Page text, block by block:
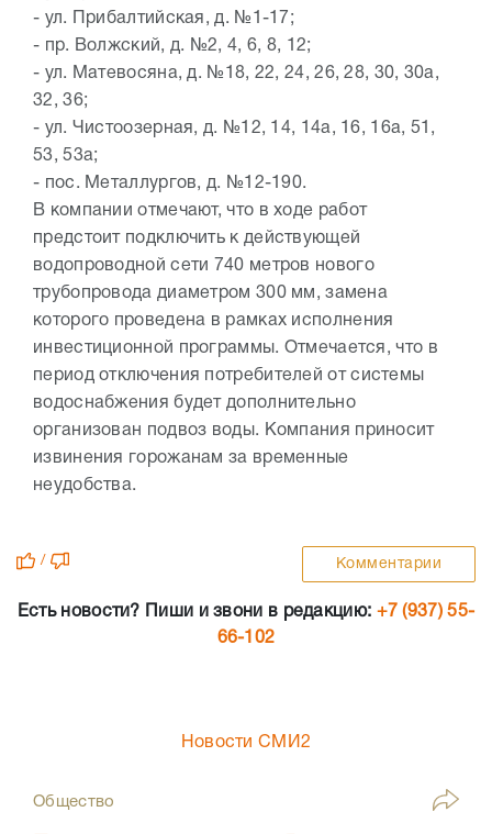
- ул. Прибалтийская, д. №1-17;
- пр. Волжский, д. №2, 4, 6, 8, 12;
- ул. Матевосяна, д. №18, 22, 24, 26, 28, 30, 30а,
32, 36;
- ул. Чистоозерная, д. №12, 14, 14а, 16, 16а, 51,
53, 53а;
- пос. Металлургов, д. №12-190.
В компании отмечают, что в ходе работ
предстоит подключить к действующей
водопроводной сети 740 метров нового
трубопровода диаметром 300 мм, замена
которого проведена в рамках исполнения
инвестиционной программы. Отмечается, что в
период отключения потребителей от системы
водоснабжения будет дополнительно
организован подвоз воды. Компания приносит
извинения горожанам за временные
неудобства.
/ Комментарии
Есть новости? Пиши и звони в редакцию: +7 (937) 55-
66-102
Новости СМИ2
Общество